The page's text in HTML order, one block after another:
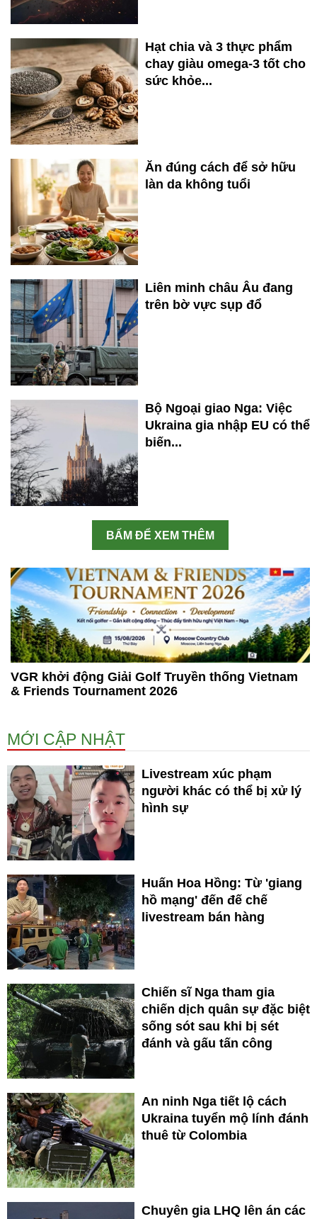
Hạt chia và 3 thực phẩm
chay giàu omega-3 tốt cho
sức khỏe...
Ăn đúng cách để sở hữu
làn da không tuổi
Liên minh châu Âu đang
trên bờ vực sụp đổ
Bộ Ngoại giao Nga: Việc
Ukraina gia nhập EU có thể
biến...
BẤM ĐỂ XEM THÊM
VGR khởi động Giải Golf Truyền thống Vietnam
& Friends Tournament 2026
MỚI CẬP NHẬT
Livestream xúc phạm
người khác có thể bị xử lý
hình sự
Huấn Hoa Hồng: Từ 'giang
hồ mạng' đến đế chế
livestream bán hàng
Chiến sĩ Nga tham gia
chiến dịch quân sự đặc biệt
sống sót sau khi bị sét
đánh và gấu tấn công
An ninh Nga tiết lộ cách
Ukraina tuyển mộ lính đánh
thuê từ Colombia
Chuyên gia LHQ lên án các